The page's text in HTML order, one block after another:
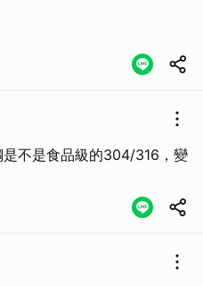
不是食品級的304/316，變